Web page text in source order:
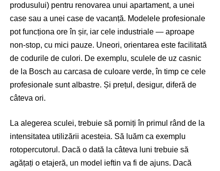
produsului) pentru renovarea unui apartament, a unei
case sau a unei case de vacanță. Modelele profesionale
pot funcționa ore în șir, iar cele industriale — aproape
non-stop, cu mici pauze. Uneori, orientarea este facilitată
de codurile de culori. De exemplu, sculele de uz casnic
de la Bosch au carcasa de culoare verde, în timp ce cele
profesionale sunt albastre. Și prețul, desigur, diferă de
câteva ori.
La alegerea sculei, trebuie să porniți în primul rând de la
intensitatea utilizării acesteia. Să luăm ca exemplu
rotopercutorul. Dacă o dată la câteva luni trebuie să
agățați o etajeră, un model ieftin va fi de ajuns. Dacă